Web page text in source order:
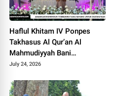
Haflul Khitam IV Ponpes
Takhasus Al Qur’an Al
Mahmudiyyah Bani
Suparman Assatinem
July 24, 2026